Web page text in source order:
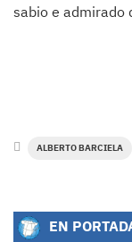
sabio e admirado
ALBERTO BARCIELA
EN